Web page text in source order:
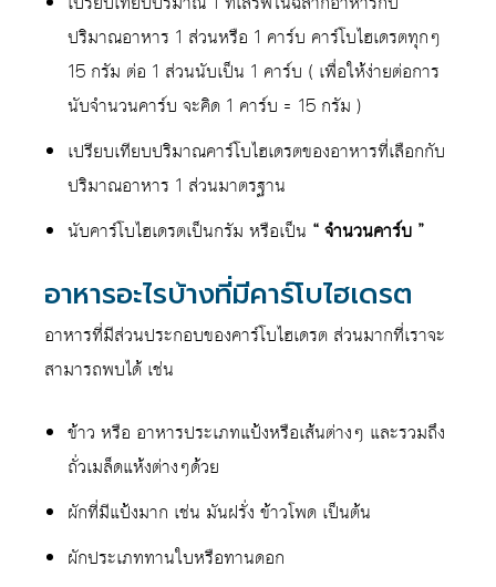
ปริมาณอาหาร 1 ส่วนหรือ 1 คาร์บ คาร์โบไฮเดรตทุกๆ
15 กรัม ต่อ 1 ส่วนนับเป็น 1 คาร์บ ( เพื่อให้ง่ายต่อการ
นับจำนวนคาร์บ จะคิด 1 คาร์บ = 15 กรัม )
เปรียบเทียบปริมาณคาร์โบไฮเดรตของอาหารที่เลือกกับ
ปริมาณอาหาร 1 ส่วนมาตรฐาน
นับคาร์โบไฮเดรตเป็นกรัม หรือเป็น “ จำนวนคาร์บ ”
อาหารอะไรบ้างที่มีคาร์โบไฮเดรต
อาหารที่มีส่วนประกอบของคาร์โบไฮเดรต ส่วนมากที่เราจะ
สามารถพบได้ เช่น
ข้าว หรือ อาหารประเภทแป้งหรือเส้นต่างๆ และรวมถึง
ถั่วเมล็ดแห้งต่างๆด้วย
ผักที่มีแป้งมาก เช่น มันฝรั่ง ข้าวโพด เป็นต้น
ผักประเภททานใบหรือทานดอก